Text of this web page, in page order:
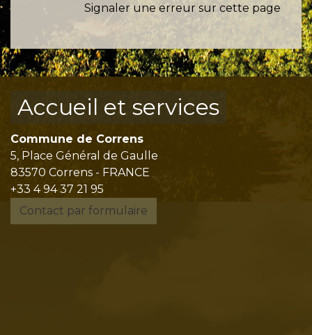
Signaler une erreur sur cette page
Accueil et services
Commune de Correns
5, Place Général de Gaulle
83570 Correns - FRANCE
+33 4 94 37 21 95
Contact par formulaire